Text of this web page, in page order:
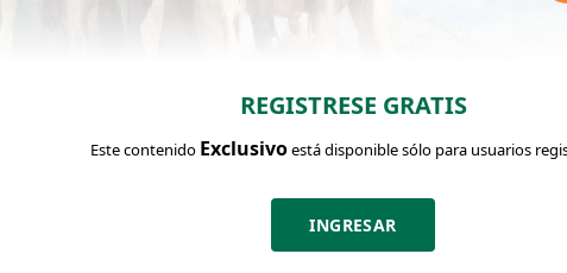
REGISTRESE GRATIS
Este contenido Exclusivoestá disponible sólo para usuarios
INGRESAR